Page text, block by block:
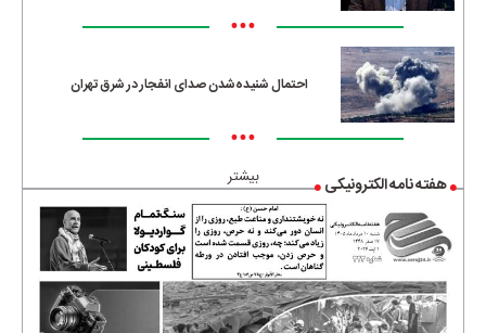
•••
احتمال شنیده‌شدن صدای انفجار در شرق تهران
•••
بیشتر هفته نامه الکترونیکی